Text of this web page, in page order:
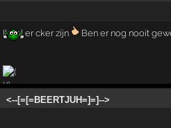
Ik zal er cker zijn Ben er nog nooit
<--[=[=BEERTJUH=]=]-->